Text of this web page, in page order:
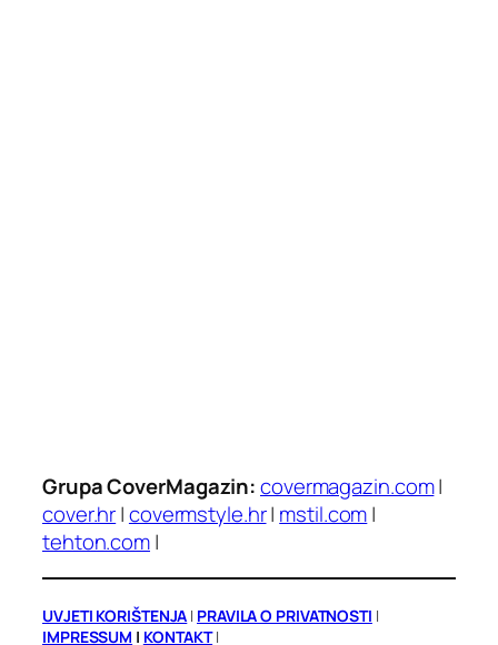
Grupa CoverMagazin:covermagazin.com|
cover.hr|covermstyle.hr| mstil.com|
tehton.com|
UVJETI KORIŠTENJA | PRAVILA O PRIVATNOSTI |
IMPRESSUM | KONTAKT|